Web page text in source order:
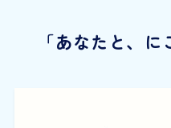
「あなたと、に